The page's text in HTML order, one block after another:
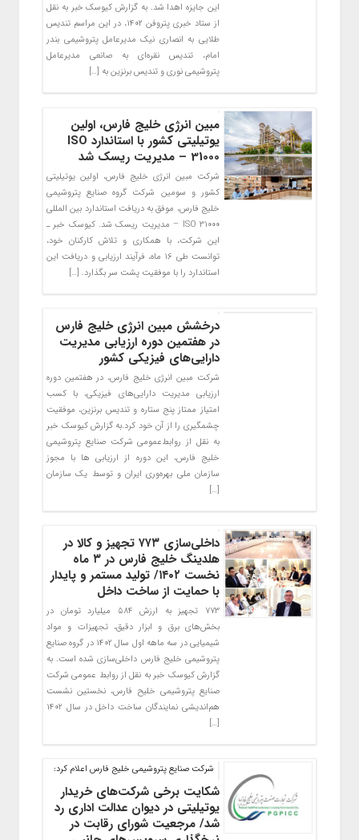
این جایزه اهدا شد. به گزارش کیوسک خبر به نقل
از ستاد خبری پتروفن ۱۴۰۲، در این مراسم تندیس
طلایی به انصاری نیک مدیرعامل پتروشیمی بندر
امام، تندیس نقره‌ای به صانعی مدیرعامل
پتروشیمی نوری و تندیس برنزین به […]
مبین انرژی خلیج فارس، اولین
یوتیلیتی کشور با استاندارد ISO
31000 – مدیریت ریسک شد
شرکت مبین انرژی خلیج فارس، اولین یوتیلیتی
کشور و سومین شرکت گروه صنایع پتروشیمی
خلیج فارس، موفق به دریافت استاندارد بین المللی
ISO 31000 – مدیریت ریسک شد. کیوسک خبر ـ
این شرکت، با همکاری و تلاش کارکنان خود،
توانست طی ۱۶ ماه، فرآیند ارزیابی و دریافت این
استاندارد را با موفقیت پشت سر بگذارد. […]
درخشش مبین انرژی خلیج فارس
در هفتمین دوره ارزیابی مدیریت
دارایی‌های فیزیکی کشور
شرکت مبین انرژی خلیج فارس، در هفتمین دوره
ارزیابی مدیریت دارایی‌های فیزیکی، با کسب
امتیاز ممتاز پنج ستاره و تندیس برنزین، موفقیت
چشمگیری را از آن خود کرد.به گزارش کیوسک خبر
به نقل از روابط‌عمومی شرکت صنایع پتروشیمی
خلیج فارس، این دوره از ارزیابی ها با مجوز
سازمان ملی بهره‌وری ایران و توسط یک سازمان
[…]
داخلی‌سازی ۷۷۳ تجهیز و کالا در
هلدینگ خلیج فارس در ۳ ماه
نخست ۱۴۰۲/ تولید مستمر و پایدار
با حمایت از ساخت داخل
۷۷۳ تجهیز به ارزش ۵۸۴ میلیارد تومان در
بخش‌های برق و ابزار دقیق، تجهیزات و مواد
شیمیایی در سه ماهه اول سال ۱۴۰۲ در گروه صنایع
پتروشیمی خلیج فارس داخلی‌سازی شده است. به
گزارش کیوسک خبر به نقل از روابط عمومی شرکت
صنایع پتروشیمی خلیح فارس، نخستین نشست
هم‌اندیشی نمایندگان ساخت داخل در سال ۱۴۰۲
[…]
شرکت صنایع پتروشیمی خلیج فارس اعلام کرد:
شکایت برخی شرکت‌های خریدار
یوتیلیتی در دیوان عدالت اداری رد
شد/ مرجعیت شورای رقابت در